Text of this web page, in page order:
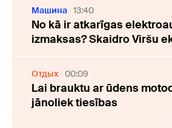
Машина 13:40
No kā ir atkarīgas
izmaksas? Skaidro Viršu
Отдых 00:09
Lai brauktu ar ūdens
jānoliek tiesības